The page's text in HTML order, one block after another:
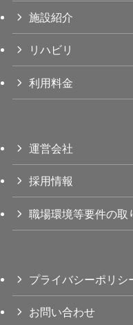
施設紹介
リハビリ
利用料金
運営会社
採用情報
職場環境等要件の取
プライバシーポリシ
お問い合わせ